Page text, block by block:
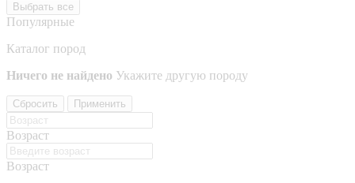
Выбрать все
Популярные
Каталог пород
Ничего не найдено Укажите другую породу
Сбросить Применить
Возраст
Возраст